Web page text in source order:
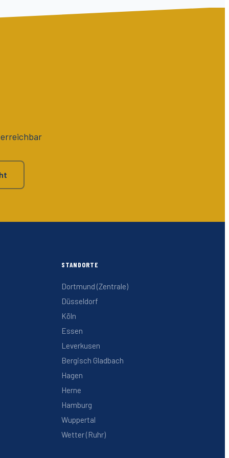
STANDORTE
Dortmund (Zentrale)
Düsseldorf
Köln
Essen
Leverkusen
Bergisch Gladbach
Hagen
Herne
Hamburg
Wuppertal
Wetter (Ruhr)